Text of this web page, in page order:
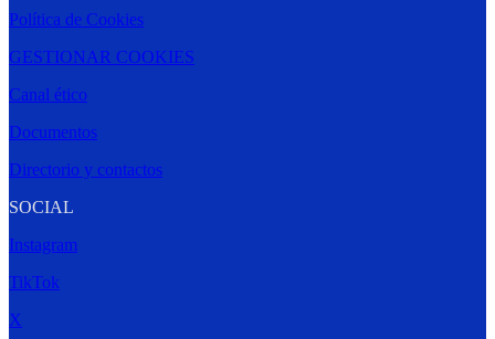
Política de Cookies
GESTIONAR COOKIES
Canal ético
Documentos
Directorio y contactos
SOCIAL
Instagram
TikTok
X